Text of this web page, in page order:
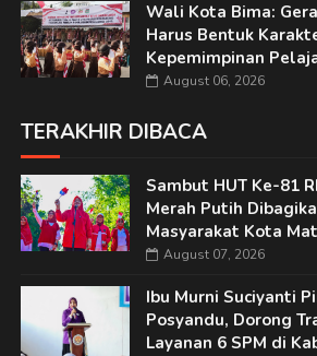
Wali Kota Bima:
Harus Bentuk
Kepemimpinan
August 06, 2026
TERAKHIR DIBACA
Sambut HUT Ke-81
Merah Putih
Masyarakat Kota
August 07, 2026
Ibu Murni Suciyanti
Posyandu, Dorong
Layanan 6 SPM di